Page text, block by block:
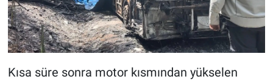
Kısa süre sonra motor kısmından yükselen